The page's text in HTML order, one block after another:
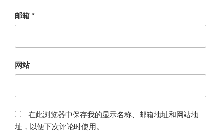
邮箱*
网站
在此浏览器中保存我的显示名称、邮箱地址和网站地
址，以便下次评论时使用。